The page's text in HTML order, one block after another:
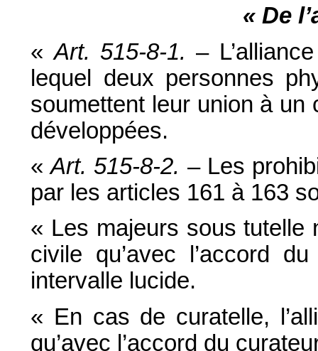
« De
«Art. 515-8-1. –
lequel deux personnes
soumettent leur union à
développées.
«Art. 515-8-2. – Les
par les articles 161 à 163
« Les majeurs sous tutelle
civile qu’avec l’accord
intervalle lucide.
« En cas de curatelle,
qu’avec l’accord du